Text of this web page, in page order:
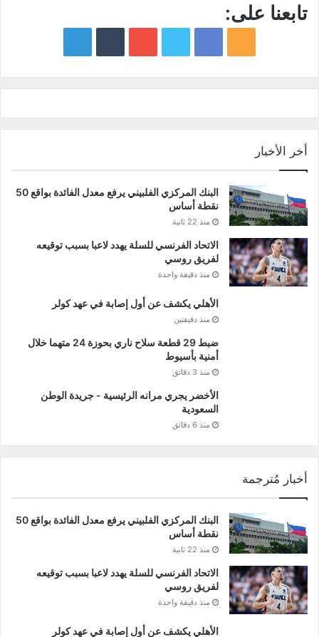
تابعنا على:
أخر الأخبار
البنك المركزي الفلبيني يرفع معدل الفائدة بواقع 50
نقطة أساس
منذ 22 ثانية
الاتحاد الفرنسي للسلة يهدد لاعبا بسبب توقيعه
لفريق روسي
منذ دقيقة واحدة
الأهلي يكشف عن أول إصابة في عهد كولر
منذ دقيقتين
ضبط 29 قطعة سلاح ناري بحوزة 24 متهما خلال
أمنية بأسيوط
منذ 3 دقائق
الأخضر يجري مرانه الرئيسية - جريدة الوطن
السعودية
منذ 6 دقائق
أخبار مُترجمة
البنك المركزي الفلبيني يرفع معدل الفائدة بواقع 50
نقطة أساس
منذ 22 ثانية
الاتحاد الفرنسي للسلة يهدد لاعبا بسبب توقيعه
لفريق روسي
منذ دقيقة واحدة
الأهلي يكشف عن أول إصابة في عهد كولر